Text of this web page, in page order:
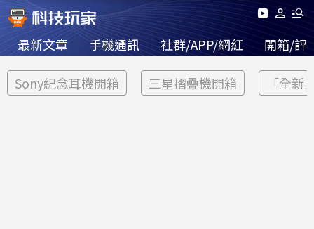
最新文章 手機通訊 社群/APP/網紅 開箱/評
Sony紀念耳機開箱 三星摺疊機開箱 「全新